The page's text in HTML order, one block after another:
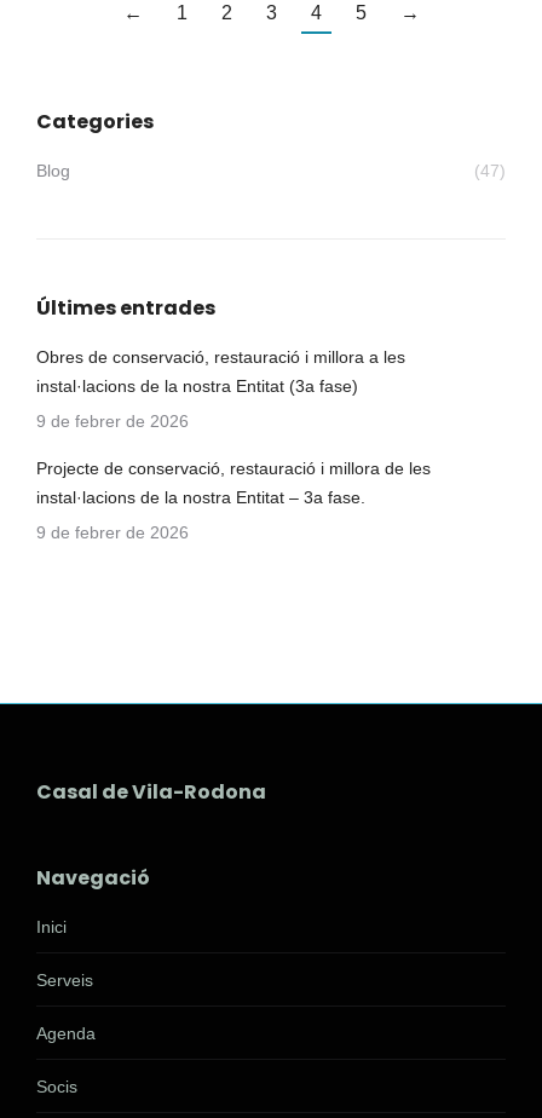
← 1 2 3 4 5 →
Categories
Blog (47)
Últimes entrades
Obres de conservació, restauració i millora a les
instal·lacions de la nostra Entitat (3a fase)
9 de febrer de 2026
Projecte de conservació, restauració i millora de les
instal·lacions de la nostra Entitat – 3a fase.
9 de febrer de 2026
Casal de Vila-Rodona
Navegació
Inici
Serveis
Agenda
Socis